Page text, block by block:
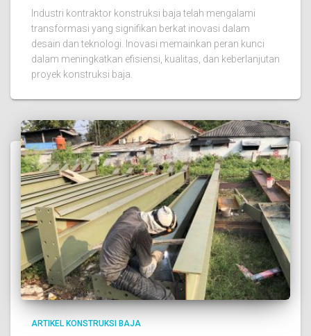
Industri kontraktor konstruksi baja telah mengalami
transformasi yang signifikan berkat inovasi dalam
desain dan teknologi. Inovasi memainkan peran kunci
dalam meningkatkan efisiensi, kualitas, dan keberlanjutan
proyek konstruksi baja.
ARTIKEL KONSTRUKSI BAJA